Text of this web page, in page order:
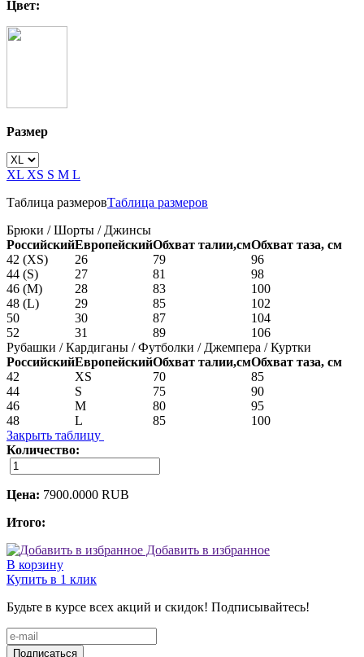
Цвет:
Размер
XL XS S M L
Таблица размеровТаблица размеров
Брюки / Шорты / Джинсы
РоссийскийЕвропейскийОбхват талии,смОбхват таза, см
42 (XS)
26 79
96
44 (S)
27 81
98
46 (M)
28 83
100
48 (L)
29 85
102
50
30 87
104
52
31 89
106
Рубашки / Кардиганы / Футболки / Джемпера / Куртки
РоссийскийЕвропейскийОбхват талии,смОбхват таза, см
42
XS 70
85
44
S 75
90
46
M 80
95
48
L 85
100
Закрыть таблицу
Количество:
Цена: 7900.0000 RUB
Итого:
Добавить в избранное
В корзину
Купить в 1 клик
Будьте в курсе всех акций и скидок! Подписывайтесь!
Подписаться